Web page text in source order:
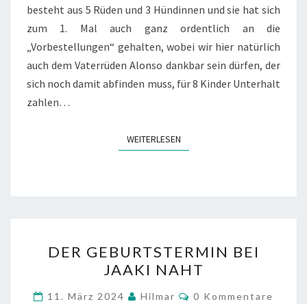
besteht aus 5 Rüden und 3 Hündinnen und sie hat sich
zum 1. Mal auch ganz ordentlich an die
„Vorbestellungen“ gehalten, wobei wir hier natürlich
auch dem Vaterrüden Alonso dankbar sein dürfen, der
sich noch damit abfinden muss, für 8 Kinder Unterhalt
zahlen…
WEITERLESENWEITERLESEN
GEBURTSTERMIN
BEI
JAAKI
DER GEBURTSTERMIN BEI
JAAKI NAHT
11. März 2024 Hilmar Kommentare
0 Kommentare